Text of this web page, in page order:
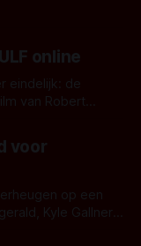
online
eindelijk: de
van Robert
keer is (kon
mee?
voor
op een
Kyle Gallner